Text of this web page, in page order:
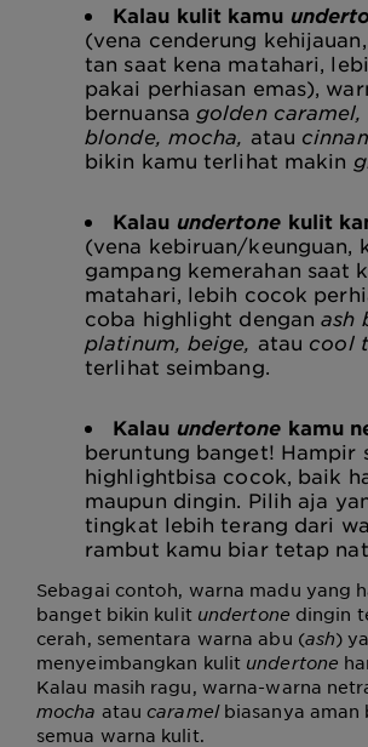
Kalau kulit kamu
(vena cenderung
tan saat kena matahari,
pakai perhiasan emas),
bernuansa golden caramel,
blonde, mocha, atau
bikin kamu terlihat makin
Kalau undertone kulit
(vena kebiruan/keunguan,
gampang kemerahan saat
matahari, lebih cocok
coba highlight denganash
platinum, beige, atau cool
terlihat seimbang.
Kalau undertone kamu
beruntung banget! Hampir
highlightbisa cocok, baik
maupun dingin. Pilih aja
tingkat lebih terang dari
rambut kamu biar tetap
Sebagai contoh, warna madu yang
banget bikin kulit undertone dingin
cerah, sementara warna abu (ash)
menyeimbangkan kulit undertone
Kalau masih ragu, warna-warna
mocha ataucaramelbiasanya aman
semua warna kulit.